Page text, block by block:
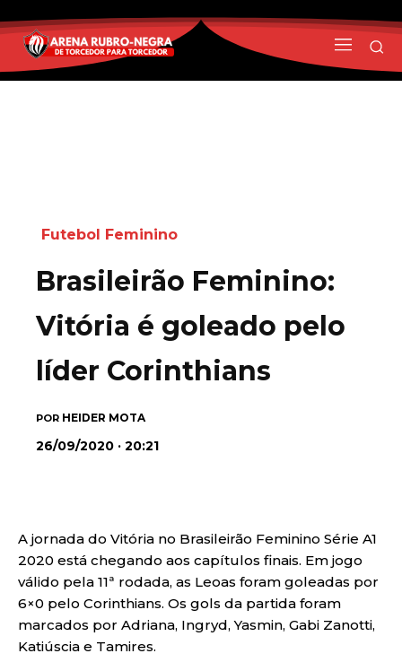
Futebol Feminino
Brasileirão Feminino:
Vitória é goleado pelo
líder Corinthians
POR HEIDER MOTA
26/09/2020 · 20:21
A jornada do Vitória no Brasileirão Feminino Série A1
2020 está chegando aos capítulos finais. Em jogo
válido pela 11ª rodada, as Leoas foram goleadas por
6×0 pelo Corinthians. Os gols da partida foram
marcados por Adriana, Ingryd, Yasmin, Gabi Zanotti,
Katiúscia e Tamires.